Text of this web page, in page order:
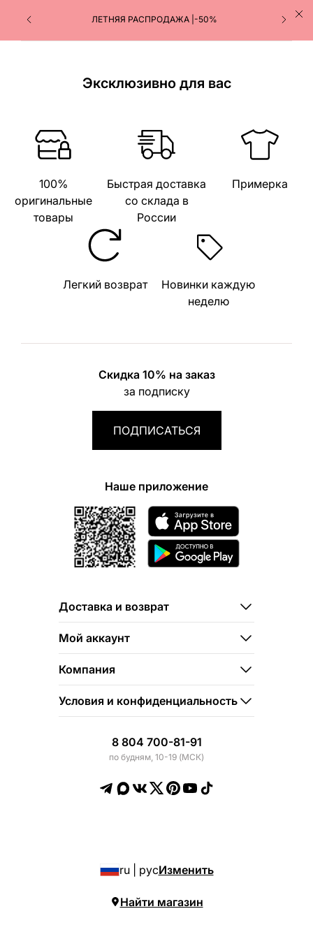
ЛЕТНЯЯ РАСПРОДАЖА |-50%
Эксклюзивно для вас
100%
оригинальные
товары
Быстрая доставка
со склада в
России
Примерка
Легкий возврат
Новинки каждую
неделю
Скидка 10% на заказ
за подписку
ПОДПИСАТЬСЯ
Наше приложение
Доставка и возврат
Мой аккаунт
Компания
Условия и конфиденциальность
8 804 700-81-91
по будням, 10-19 (МСК)
ru | русИзменить
Найти магазин